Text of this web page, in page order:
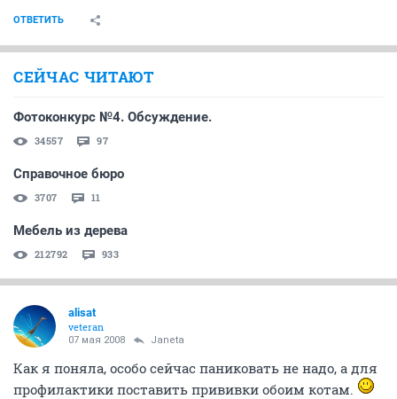
ОТВЕТИТЬ
СЕЙЧАС ЧИТАЮТ
Фотоконкурс №4. Обсуждение.
34557 97
Справочное бюро
3707 11
Мебель из дерева
212792 933
alisat
veteran
07 мая 2008 Janeta
Как я поняла, особо сейчас паниковать не надо, а для
профилактики поставить прививки обоим котам.